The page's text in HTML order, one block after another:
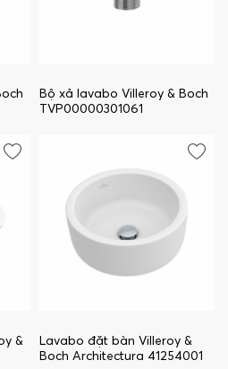
Bộ xả lavabo Villeroy & Boch
TVP00000301061
&
Lavabo đặt bàn Villeroy &
Boch Architectura 41254001